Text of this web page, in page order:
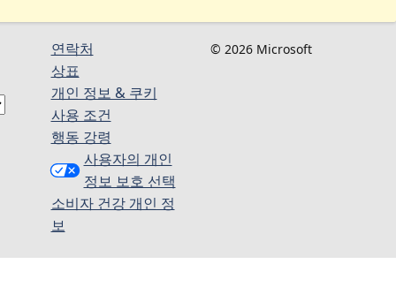
연락처
상표
개인 정보 & 쿠키
사용 조건
행동 강령
사용자의 개인
정보 보호 선택
소비자 건강 개인 정
보
© 2026 Microsoft